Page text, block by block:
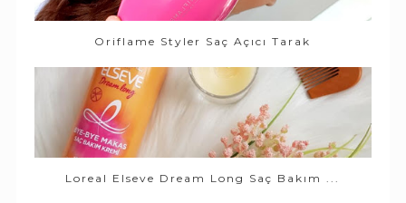
Oriflame Styler Saç Açıcı Tarak
Loreal Elseve Dream Long Saç Bakım ...